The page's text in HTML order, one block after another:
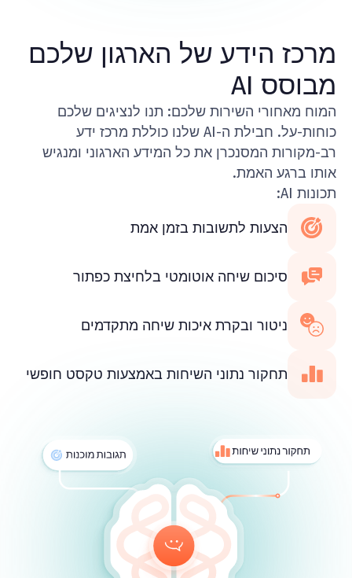
מרכז הידע של הארגון שלכם
מבוסס AI
המוח מאחורי השירות שלכם: תנו לנציגים שלכם
כוחות-על. חבילת ה-AI שלנו כוללת מרכז ידע
רב-מקורות המסנכרן את כל המידע הארגוני ומנגיש
אותו ברגע האמת.
תכונות AI:
הצעות לתשובות בזמן אמת
סיכום שיחה אוטומטי בלחיצת כפתור
ניטור ובקרת איכות שיחה מתקדמים
תחקור נתוני השיחות באמצעות טקסט חופשי